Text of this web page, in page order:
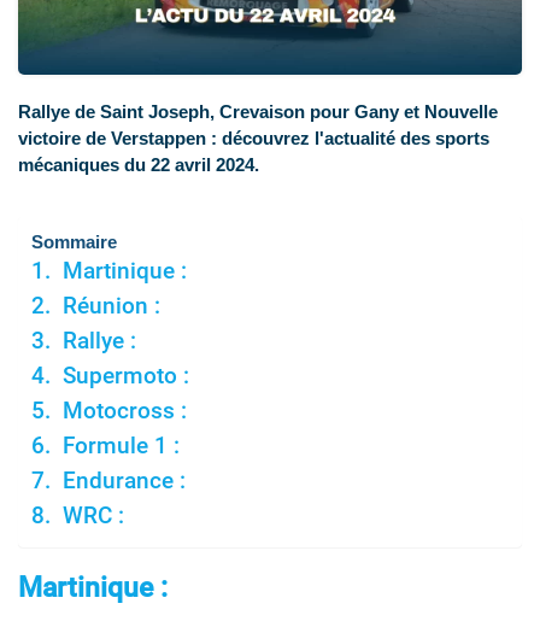
Rallye de Saint Joseph, Crevaison pour Gany et Nouvelle
victoire de Verstappen : découvrez l'actualité des sports
mécaniques du 22 avril 2024.
Sommaire
Martinique :
Réunion :
Rallye :
Supermoto :
Motocross :
Formule 1 :
Endurance :
WRC :
Martinique :